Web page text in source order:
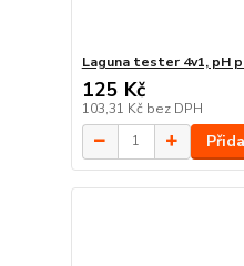
Laguna tester 4v1, pH
125 Kč
103,31 Kč bez DPH